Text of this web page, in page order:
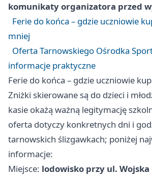
komunikaty organizatora przed
Ferie do końca – gdzie uczniowie
mniej
Oferta Tarnowskiego Ośrodka
informacje praktyczne
Ferie do końca – gdzie uczniowie
Zniżki skierowane są do dzieci i
kasie okażą ważną legitymację
oferta dotyczy konkretnych dni i
tarnowskich ślizgawkach; poniżej
informacje:
Miejsce: lodowisko przy ul. Wojska